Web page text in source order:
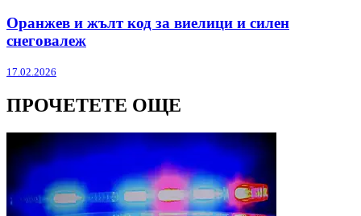
Оранжев и жълт код за виелици и силен
снеговалеж
17.02.2026
ПРОЧЕТЕТЕ ОЩЕ